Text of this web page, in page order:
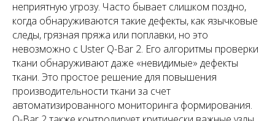
неприятную угрозу. Часто бывает слишком поздно,
когда обнаруживаются такие дефекты, как язычковые
следы, грязная пряжа или поплавки, но это
невозможно с Uster Q-Bar 2. Его алгоритмы проверки
ткани обнаруживают даже «невидимые» дефекты
ткани. Это простое решение для повышения
производительности ткани за счет
автоматизированного мониторинга формирования.